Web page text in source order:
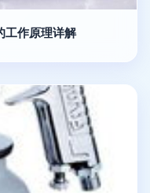
工作原理详解